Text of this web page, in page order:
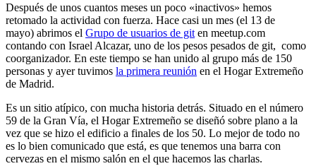
Después de unos cuantos meses un poco «inactivos» hemos
retomado la actividad con fuerza. Hace casi un mes (el 13 de
mayo) abrimos el Grupo de usuarios de git en meetup.com
contando con Israel Alcazar, uno de los pesos pesados de git, como
coorganizador. En este tiempo se han unido al grupo más de 150
personas y ayer tuvimos la primera reunión en el Hogar Extremeño
de Madrid.
Es un sitio atípico, con mucha historia detrás. Situado en el número
59 de la Gran Vía, el Hogar Extremeño se diseñó sobre plano a la
vez que se hizo el edificio a finales de los 50. Lo mejor de todo no
es lo bien comunicado que está, es que tenemos una barra con
cervezas en el mismo salón en el que hacemos las charlas.